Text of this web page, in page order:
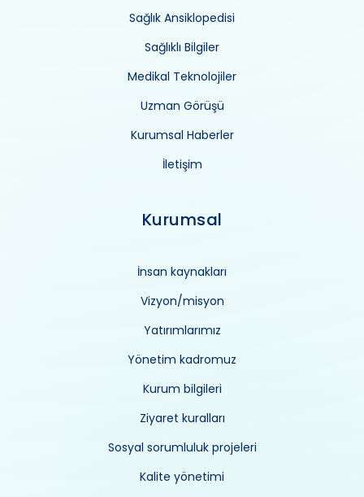
Sağlık Ansiklopedisi
Sağlıklı Bilgiler
Medikal Teknolojiler
Uzman Görüşü
Kurumsal Haberler
İletişim
Kurumsal
İnsan kaynakları
Vizyon/misyon
Yatırımlarımız
Yönetim kadromuz
Kurum bilgileri
Ziyaret kuralları
Sosyal sorumluluk projeleri
Kalite yönetimi